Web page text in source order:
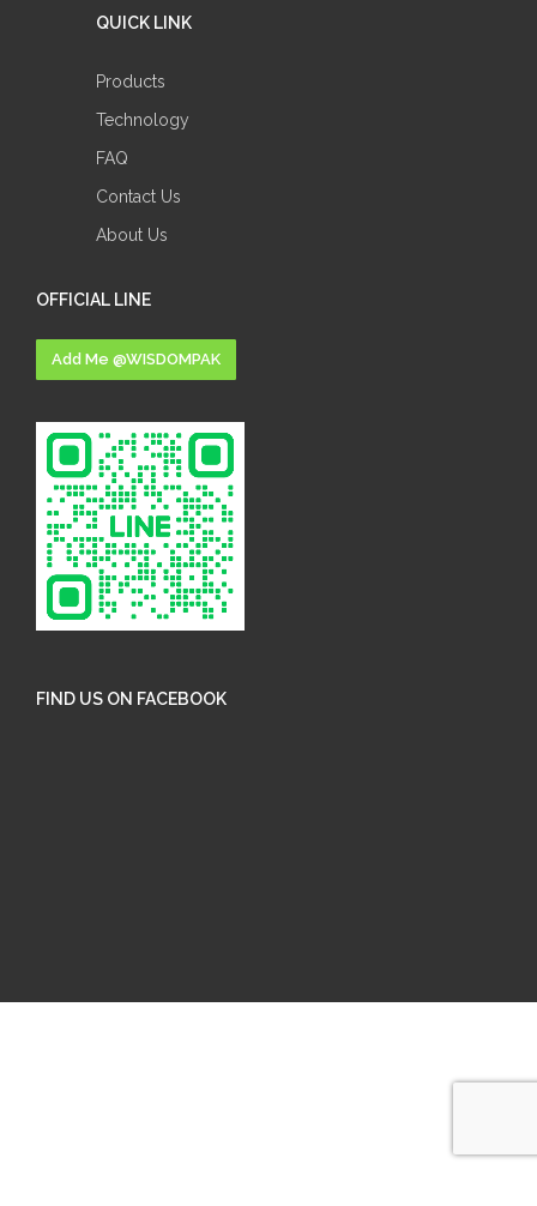
QUICK LINK
Products
Technology
FAQ
Contact Us
About Us
OFFICIAL LINE
Add Me @WISDOMPAK
FIND US ON FACEBOOK